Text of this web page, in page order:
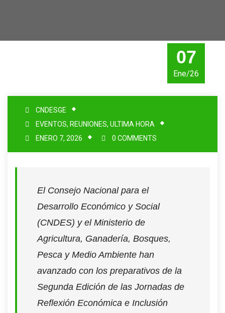
07
Ene/26
CNDESGE
EVENTOS, REUNIONES, ULTIMA HORA
ENERO 7, 2026
0 COMMENTS
El Consejo Nacional para el
Desarrollo Económico y Social
(CNDES) y el Ministerio de
Agricultura, Ganadería, Bosques,
Pesca y Medio Ambiente han
avanzado con los preparativos de la
Segunda Edición de las Jornadas de
Reflexión Económica e Inclusión